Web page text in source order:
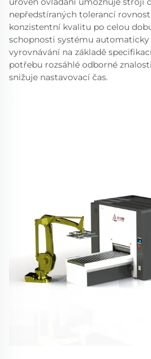
nepředstíraných tolerancí
konzistentní kvalitu po celou
schopnosti systému
vyrovnávání na základě
potřebu rozsáhlé odborné
snižuje nastavovací čas.